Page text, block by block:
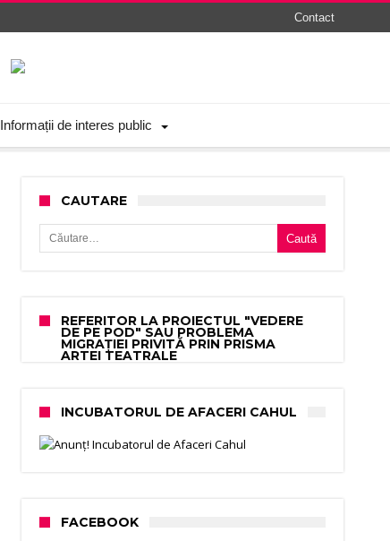
Contact
Informații de interes public
CAUTARE
Caută după:
REFERITOR LA PROIECTUL "VEDERE
DE PE POD" SAU PROBLEMA
MIGRAȚIEI PRIVITĂ PRIN PRISMA
ARTEI TEATRALE
INCUBATORUL DE AFACERI CAHUL
FACEBOOK